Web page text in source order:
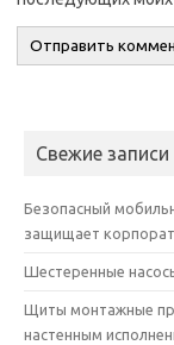
Свежие записи
Безопасный
защищает
Шестеренные
Щиты монтажные
настенным